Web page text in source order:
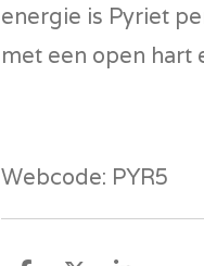
energie is Pyriet
met een open hart
Webcode: PYR5